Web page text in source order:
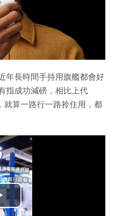
年長時間手持用旗艦都會好
指成功減磅，相比上代
就算一路行一路拎住用，都